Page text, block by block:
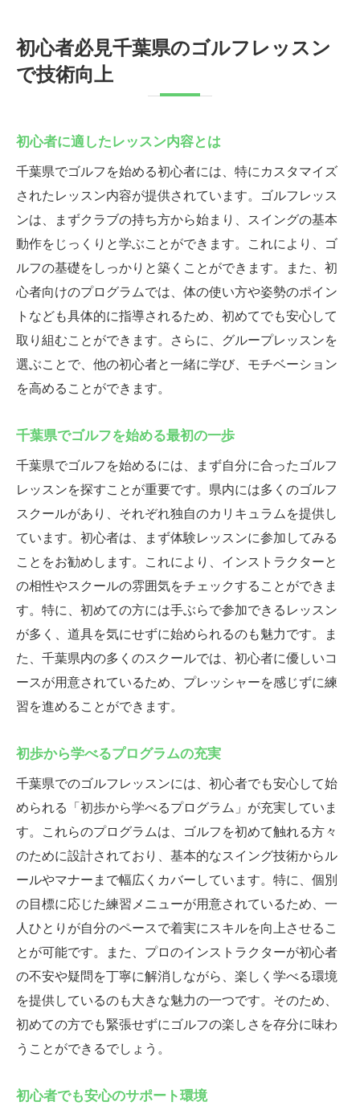
初心者必見千葉県のゴルフレッスン
で技術向上
初心者に適したレッスン内容とは
千葉県でゴルフを始める初心者には、特にカスタマイズ
されたレッスン内容が提供されています。ゴルフレッス
ンは、まずクラブの持ち方から始まり、スイングの基本
動作をじっくりと学ぶことができます。これにより、ゴ
ルフの基礎をしっかりと築くことができます。また、初
心者向けのプログラムでは、体の使い方や姿勢のポイン
トなども具体的に指導されるため、初めてでも安心して
取り組むことができます。さらに、グループレッスンを
選ぶことで、他の初心者と一緒に学び、モチベーション
を高めることができます。
千葉県でゴルフを始める最初の一歩
千葉県でゴルフを始めるには、まず自分に合ったゴルフ
レッスンを探すことが重要です。県内には多くのゴルフ
スクールがあり、それぞれ独自のカリキュラムを提供し
ています。初心者は、まず体験レッスンに参加してみる
ことをお勧めします。これにより、インストラクターと
の相性やスクールの雰囲気をチェックすることができま
す。特に、初めての方には手ぶらで参加できるレッスン
が多く、道具を気にせずに始められるのも魅力です。ま
た、千葉県内の多くのスクールでは、初心者に優しいコ
ースが用意されているため、プレッシャーを感じずに練
習を進めることができます。
初歩から学べるプログラムの充実
千葉県でのゴルフレッスンには、初心者でも安心して始
められる「初歩から学べるプログラム」が充実していま
す。これらのプログラムは、ゴルフを初めて触れる方々
のために設計されており、基本的なスイング技術からル
ールやマナーまで幅広くカバーしています。特に、個別
の目標に応じた練習メニューが用意されているため、一
人ひとりが自分のペースで着実にスキルを向上させるこ
とが可能です。また、プロのインストラクターが初心者
の不安や疑問を丁寧に解消しながら、楽しく学べる環境
を提供しているのも大きな魅力の一つです。そのため、
初めての方でも緊張せずにゴルフの楽しさを存分に味わ
うことができるでしょう。
初心者でも安心のサポート環境